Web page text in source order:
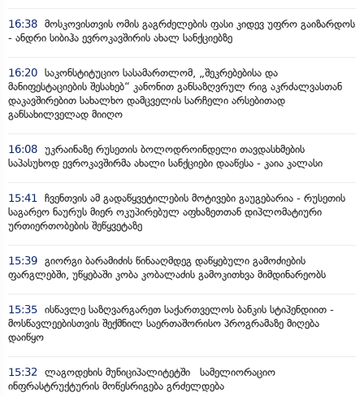
16:38 მოსკოვისთვის ომის გაგრძელების ფასი კიდევ უფრო გაიზარდოს
- ანდრი სიბიჰა ევროკავშირის ახალ სანქციებზე
16:20 საკონსტიტუციო სასამართლომ, „შეკრებებისა და
მანიფესტაციების შესახებ“ კანონით განსაზღვრულ რიგ აკრძალვასთან
დაკავშირებით სახალხო დამცველის სარჩელი არსებითად
განსახილველად მიიღო
16:08 უკრაინაზე რუსეთის ბოლოდროინდელი თავდასხმების
საპასუხოდ ევროკავშირმა ახალი სანქციები დააწესა - კაია კალასი
15:41
ჩვენთვის ამ გადაწყვეტილების მოტივები გაუგებარია - რუსეთის
საგარეო ნაურუს მიერ ოკუპირებულ აფხაზეთთან დიპლომატიური
ურთიერთობების შეწყვეტაზე
15:39 გიორგი ბარამიძის წინააღმდეგ დაწყებული გამოძიების
ფარგლებში, უწყებაში კობა კობალაძის გამოკითხვა მიმდინარეობს
15:35 ისწავლე საზღვარგარეთ საქართველოს ბანკის სტიპენდიით -
მოსწავლეებისთვის შექმნილ საერთაშორისო პროგრამაზე მიღება
დაიწყო
15:32
ლაგოდეხის მუნიციპალიტეტში სამელიორაციო
ინფრასტრუქტურის მოწესრიგება გრძელდება